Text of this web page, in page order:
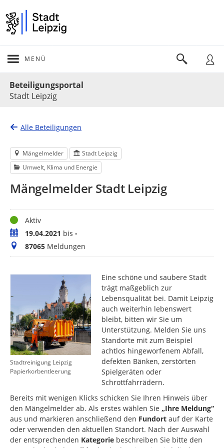
MENÜ
Beteiligungsportal
Stadt Leipzig
Alle Beteiligungen
Mängelmelder
Stadt Leipzig
Umwelt, Klima und Energie
Mängelmelder Stadt Leipzig
StatusAktiv
Zeitraum19.04.2021 bis -
Meldungen
87065 Meldungen
Stadtreinigung Leipzig
Papierkorbentleerung
Eine schöne und saubere Stadt
trägt maßgeblich zur
Lebensqualität bei. Damit Leipzig
auch weiterhin lebenswert
bleibt, bitten wir Sie um
Unterstützung. Melden Sie uns
Standorte mit zum Beispiel
achtlos hingeworfenem Abfall,
defekten Bänken, zerstörten
Spielgeräten oder
Schrottfahrrädern.
Bereits mit wenigen Klicks schicken Sie Ihren Hinweis über
den Mängelmelder ab. Als erstes wählen Sie „Ihre Meldung“
aus und markieren anschließend den Fundort auf der Karte
oder verwenden den aktuellen Standort. Nach der Auswahl
der entsprechenden Kategorie beschreiben Sie bitte den